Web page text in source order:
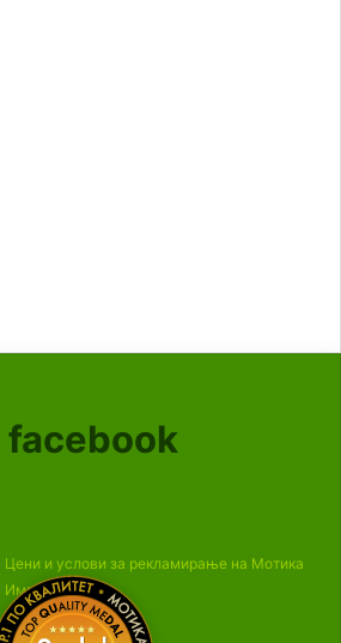
facebook
Цени и услови за рекламирање на Мотика
Импресум